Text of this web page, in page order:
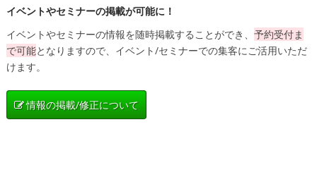
イベントやセミナーの掲載が可能に！
イベントやセミナーの情報を随時掲載することができ、 予約受付ま
で可能となりますので、イベント/セミナーでの集客にご活用いただ
けます。
情報の掲載/修正について